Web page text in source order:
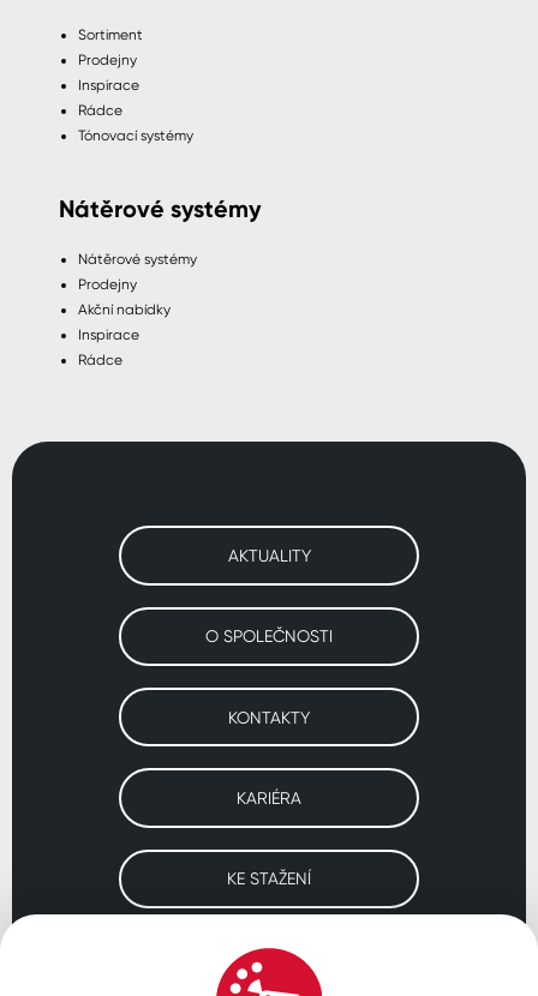
Sortiment
Prodejny
Inspirace
Rádce
Tónovací systémy
Nátěrové systémy
Nátěrové systémy
Prodejny
Akční nabídky
Inspirace
Rádce
AKTUALITY
O SPOLEČNOSTI
KONTAKTY
KARIÉRA
KE STAŽENÍ
Navštivte naše pobočky